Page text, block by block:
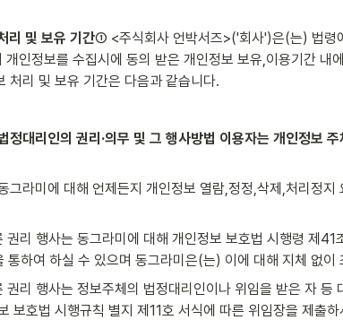
리 및 보유 기간① <주식회사 언박서즈>('회사')은(는) 법령
개인정보를 수집시에 동의 받은 개인정보 보유,이용기간 내
처리 및 보유 기간은 다음과 같습니다.
정대리인의 권리·의무 및 그 행사방법 이용자는 개인정보
라미에 대해 언제든지 개인정보 열람,정정,삭제,처리정지
리 행사는 동그라미에 대해 개인정보 보호법 시행령 제41
통하여 하실 수 있으며 동그라미은(는) 이에 대해 지체 없이
리 행사는 정보주체의 법정대리인이나 위임을 받은 자 등
보호법 시행규칙 별지 제11호 서식에 따른 위임장을 제출